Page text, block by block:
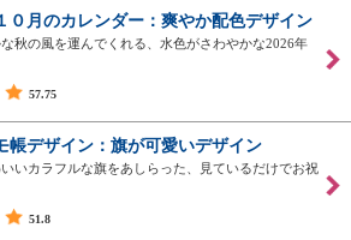
０月のカレンダー：爽やか配色デザイン
秋の風を運んでくれる、水色がさわやかな2026年
57.75
帳デザイン：旗が可愛いデザイン
いカラフルな旗をあしらった、見ているだけでお祝
51.8